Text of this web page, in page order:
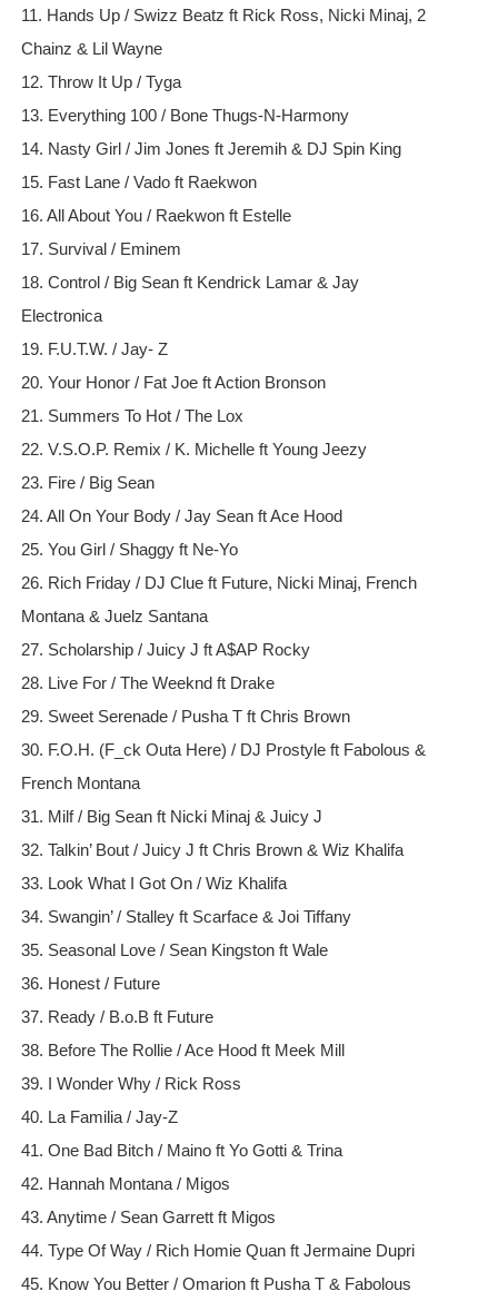
11. Hands Up / Swizz Beatz ft Rick Ross, Nicki Minaj, 2
Chainz & Lil Wayne
12. Throw It Up / Tyga
13. Everything 100 / Bone Thugs-N-Harmony
14. Nasty Girl / Jim Jones ft Jeremih & DJ Spin King
15. Fast Lane / Vado ft Raekwon
16. All About You / Raekwon ft Estelle
17. Survival / Eminem
18. Control / Big Sean ft Kendrick Lamar & Jay
Electronica
19. F.U.T.W. / Jay- Z
20. Your Honor / Fat Joe ft Action Bronson
21. Summers To Hot / The Lox
22. V.S.O.P. Remix / K. Michelle ft Young Jeezy
23. Fire / Big Sean
24. All On Your Body / Jay Sean ft Ace Hood
25. You Girl / Shaggy ft Ne-Yo
26. Rich Friday / DJ Clue ft Future, Nicki Minaj, French
Montana & Juelz Santana
27. Scholarship / Juicy J ft A$AP Rocky
28. Live For / The Weeknd ft Drake
29. Sweet Serenade / Pusha T ft Chris Brown
30. F.O.H. (F_ck Outa Here) / DJ Prostyle ft Fabolous &
French Montana
31. Milf / Big Sean ft Nicki Minaj & Juicy J
32. Talkin’ Bout / Juicy J ft Chris Brown & Wiz Khalifa
33. Look What I Got On / Wiz Khalifa
34. Swangin’ / Stalley ft Scarface & Joi Tiffany
35. Seasonal Love / Sean Kingston ft Wale
36. Honest / Future
37. Ready / B.o.B ft Future
38. Before The Rollie / Ace Hood ft Meek Mill
39. I Wonder Why / Rick Ross
40. La Familia / Jay-Z
41. One Bad Bitch / Maino ft Yo Gotti & Trina
42. Hannah Montana / Migos
43. Anytime / Sean Garrett ft Migos
44. Type Of Way / Rich Homie Quan ft Jermaine Dupri
45. Know You Better / Omarion ft Pusha T & Fabolous